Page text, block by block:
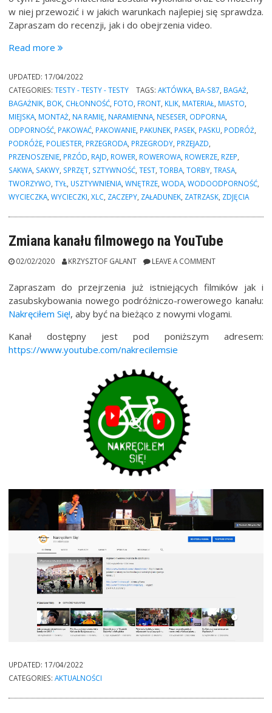
w niej przewozić i w jakich warunkach najlepiej się sprawdza.
Zapraszam do recenzji, jak i do obejrzenia video.
Read more“Test
torby
rowerowej
firmy
XLC
–
“BA-
S87””
UPDATED: 17/04/2022
CATEGORIES:TESTY - TESTY - TESTY TAGS: AKTÓWKA, BA-S87 BAGAŻ
BAGAŻNIK BOK CHŁONNOŚĆ FOTO FRONT KLIK MATERIAŁ MIASTO
MIEJSKA MONTAŻ NA RAMIĘ NARAMIENNA NESESER ODPORNA
ODPORNOŚĆ PAKOWAĆ PAKOWANIE PAKUNEK PASEK PASKU PODRÓŻ
PODRÓŻE POLIESTER PRZEGRODA PRZEGRODY PRZEJAZD
PRZENOSZENIE PRZÓD RAJD ROWER ROWEROWA ROWERZE RZEP
SAKWA SAKWY SPRZĘT SZTYWNOŚĆ ,TEST ,TORBA ,TORBY ,TRASA
TWORZYWO ,TYŁ USZTYWNIENIA ,WNĘTRZE ,WODA ,WODOODPORNOŚĆ
WYCIECZKA ,WYCIECZKI ,XLC ZACZEPY ZAŁADUNEK ZATRZASK ZDJĘCIA
Zmiana kanału filmowego na YouTube
02/02/2020 KRZYSZTOF GALANT LEAVE A COMMENT
Zapraszam do przejrzenia już istniejących filmików jak i
zasubskybowania nowego podróżniczo-rowerowego kanału:
Nakręciłem Się!, aby być na bieżąco z nowymi vlogami.
Kanał dostępny jest pod poniższym adresem:
https://www.youtube.com/nakrecilemsie
UPDATED: 17/04/2022
CATEGORIES:AKTUALNOŚCI